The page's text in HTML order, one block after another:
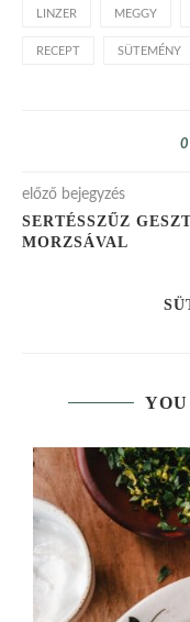
LINZER MEGGY
RECEPT SÜTEMÉNY
0
előző bejegyzés
SERTÉSSZŰZ
MORZSÁVAL